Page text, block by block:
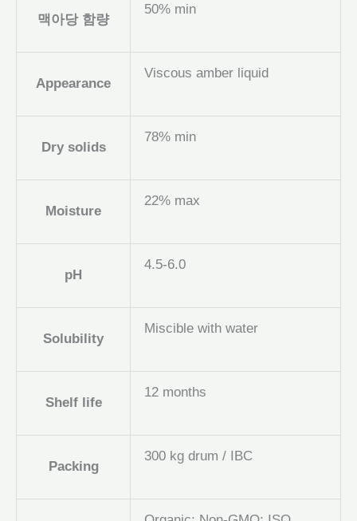
맥아당 함량
50% min
Appearance
Viscous amber liquid
Dry solids
78% min
Moisture
22% max
pH
4.5-6.0
Solubility
Miscible with water
Shelf life
12 months
Packing
300 kg drum / IBC